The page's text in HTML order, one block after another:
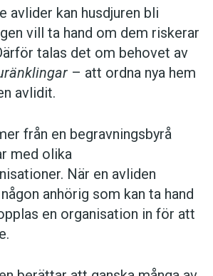
avlider kan husdjuren bli
vill ta hand om dem riskerar
talas det om behovet av
– att ordna nya hem
avlidit.
från en begravningsbyrå
med olika
När en avliden
anhörig som kan ta hand
en organisation in för att